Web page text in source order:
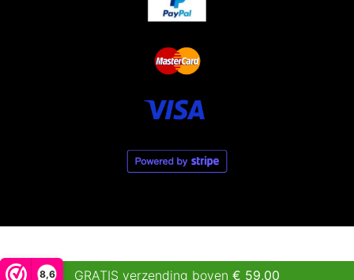
8,6 GRATIS verzending boven € 59,00